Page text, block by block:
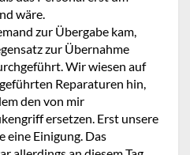
wäre.
zur Übergabe kam,
zur Übernahme
Wir wiesen auf
Reparaturen hin,
den von mir
ersetzen. Erst unsere
eine Einigung. Das